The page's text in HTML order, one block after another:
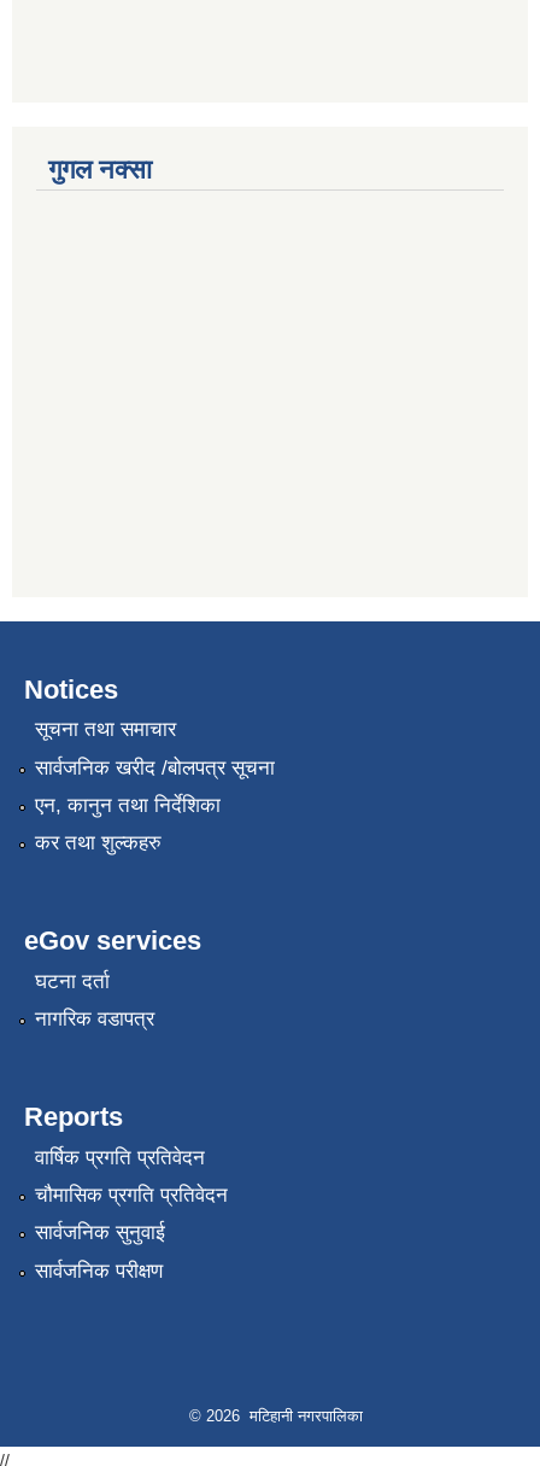
गुगल नक्सा
Notices
सूचना तथा समाचार
सार्वजनिक खरीद /बोलपत्र सूचना
एन, कानुन तथा निर्देशिका
कर तथा शुल्कहरु
eGov services
घटना दर्ता
नागरिक वडापत्र
Reports
वार्षिक प्रगति प्रतिवेदन
चौमासिक प्रगति प्रतिवेदन
सार्वजनिक सुनुवाई
सार्वजनिक परीक्षण
© 2026 मटिहानी नगरपालिका
//